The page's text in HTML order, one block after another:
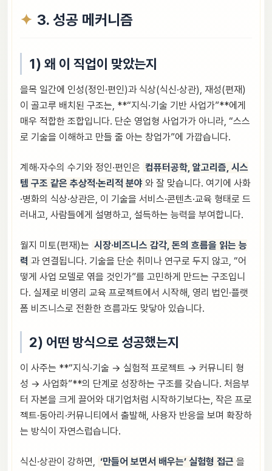
3. 성공 메커니즘
1) 왜 이 직업이 맞았는지
을목 일간에 인성(정인·편인)과 식상(식신·상관), 재성(편재)
이 골고루 배치된 구조는, **“지식·기술 기반 사업가”**에게
매우 적합한 조합입니다. 단순 영업형 사업가가 아니라, “스스
로 기술을 이해하고 만들 줄 아는 창업가”에 가깝습니다.
계해·자수의 수기와 정인·편인은 컴퓨터공학, 알고리즘, 시스
템 구조 같은 추상적·논리적 분야 와 잘 맞습니다. 여기에 사화
·병화의 식상·상관은, 이 기술을 서비스·콘텐츠·교육 형태로 드
러내고, 사람들에게 설명하고, 설득하는 능력을 부여합니다.
월지 미토(편재)는 시장·비즈니스 감각, 돈의 흐름을 읽는 능
력 과 연결됩니다. 기술을 단순 취미나 연구로 두지 않고, “어
떻게 사업 모델로 엮을 것인가”를 고민하게 만드는 구조입니
다. 실제로 비영리 교육 프로젝트에서 시작해, 영리 법인·플랫
폼 비즈니스로 전환한 흐름과도 맞닿아 있습니다.
2) 어떤 방식으로 성공했는지
이 사주는 **“지식·기술 → 실험적 프로젝트 → 커뮤니티 형
성 → 사업화”**의 단계로 성장하는 구조를 갖습니다. 처음부
터 자본을 크게 끌어와 대기업처럼 시작하기보다는, 작은 프로
젝트·동아리·커뮤니티에서 출발해, 사용자 반응을 보며 확장하
는 방식이 자연스럽습니다.
식신·상관이 강하면, ‘만들어 보면서 배우는’ 실험형 접근 을